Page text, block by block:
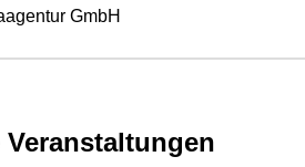
GmbH
Veranstaltungen